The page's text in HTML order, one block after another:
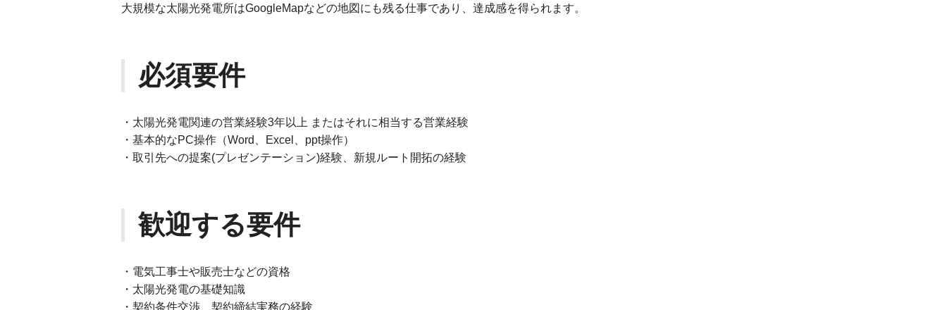
大規模な太陽光発電所はGoogleMapなどの地図にも残る仕事であり、達成感を得られます。
必須要件
・太陽光発電関連の営業経験3年以上 またはそれに相当する営業経験
・基本的なPC操作（Word、Excel、ppt操作）
・取引先への提案(プレゼンテーション)経験、新規ルート開拓の経験
歓迎する要件
・電気工事士や販売士などの資格
・太陽光発電の基礎知識
・契約条件交渉、契約締結実務の経験